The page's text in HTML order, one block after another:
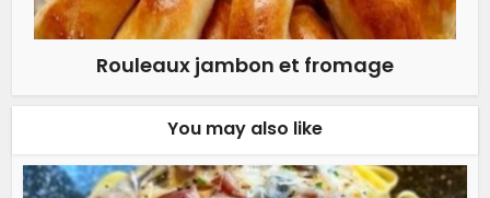
Rouleaux jambon et fromage
You may also like